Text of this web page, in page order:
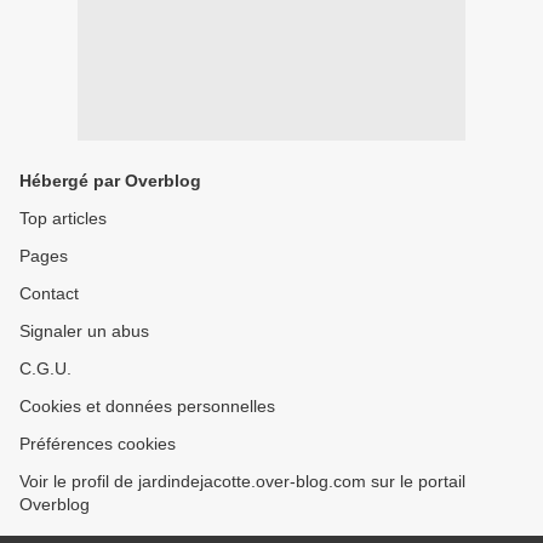
Hébergé par Overblog
Top articles
Pages
Contact
Signaler un abus
C.G.U.
Cookies et données personnelles
Préférences cookies
Voir le profil de jardindejacotte.over-blog.com sur le portail
Overblog